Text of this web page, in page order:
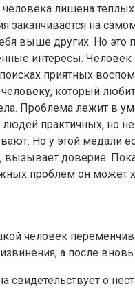
лишена
заканчивается на
выше других. Но это
интересы.
приятных
который
Проблема лежит в
людей практичных, но
Но у этой медали
вызывает доверие.
проблем он может
человек
а после
свидетельствует о